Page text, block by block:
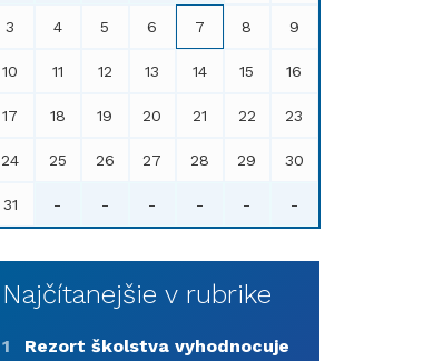
3 4 5 6 7 8 9
10 11 12 13 14 15 16
17 18 19 20 21 22 23
24 25 26 27 28 29 30
31 - - - - - -
Najčítanejšie v rubrike
1
Rezort školstva vyhodnocuje